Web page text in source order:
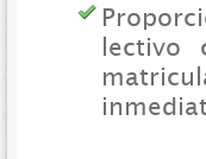
lectivo